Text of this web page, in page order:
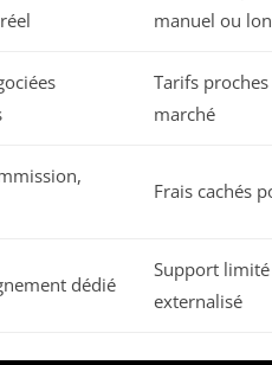
manuel ou
Tarifs
marché
Frais cachés
dédié
Support
externalisé